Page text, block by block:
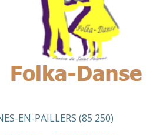
EN-PAILLERS (85 250)